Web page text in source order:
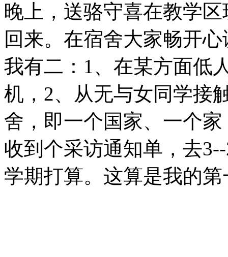
晚上，送骆守喜在教学
回来。在宿舍大家畅开
我有二：1、在某方面低
机，2、从无与女同学接
舍，即一个国家、一个
收到个采访通知单，去
学期打算。这算是我的